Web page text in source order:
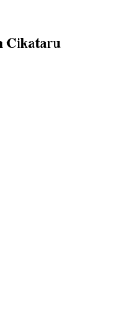
Cikataru